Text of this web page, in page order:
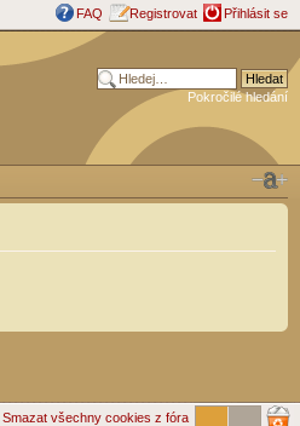
FAQ Registrovat Přihlásit se
Pokročilé hledání
Smazat všechny cookies z fóra